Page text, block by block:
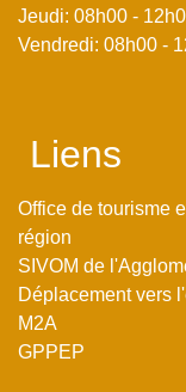
Jeudi: 08h00 -
Vendredi: 08h00 -
Liens
Office de tourisme
région
SIVOM de
Déplacement vers
M2A
GPPEP